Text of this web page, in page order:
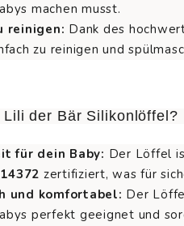
machen musst.
reinigen: Dank des
zu reinigen und
Lili der Bär Silikonlöffel?
für dein Baby: Der Löffel
zertifiziert, was für
und komfortabel: Der
perfekt geeignet und